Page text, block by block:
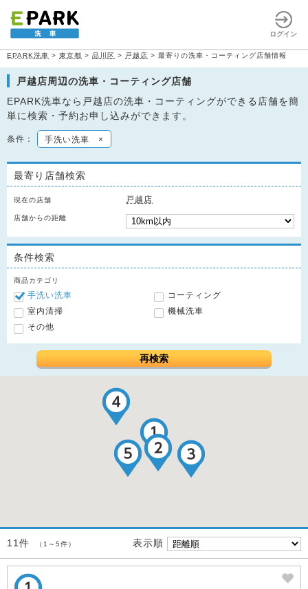
ログイン
EPARK洗車 > 東京都 > 品川区 > 戸越店 > 最寄りの洗車・コーティング店舗情報
戸越店周辺の洗車・コーティング店舗
EPARK洗車なら戸越店の洗車・コーティングができる店舗を簡
単に検索・予約お申し込みができます。
条件： 手洗い洗車 ×
最寄り店舗検索
現在の店舗 戸越店
店舗からの距離
条件検索
商品カテゴリ
手洗い洗車
コーティング
室内清掃
機械洗車
その他
再検索
11件 （1～5件） 表示順